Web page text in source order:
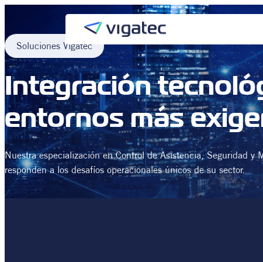
contenido
Soluciones Vigatec
Integración
entornos más
Nuestra especialización en Control de Asistencia, Seguridad y
responden a los desafíos operacionales únicos de su sector.